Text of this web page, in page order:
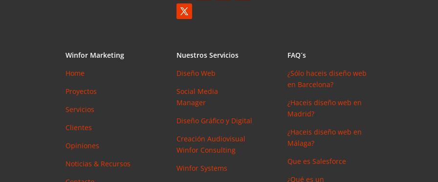
Winfor Marketing
Home
Proyectos
Servicios
Clientes
Opiniones
Noticias & Recursos
Nuestros Servicios
Diseño Web
Social Media
Manager
Diseño Gráfico y Digital
Creación Audiovisual
Winfor Consulting
Winfor Systems
FAQ´s
¿Sólo haceis diseño web
en Barcelona?
¿Haceis diseño web en
Madrid?
¿Haceis diseño web en
Málaga?
Que es Salesforce
¿Qué es un